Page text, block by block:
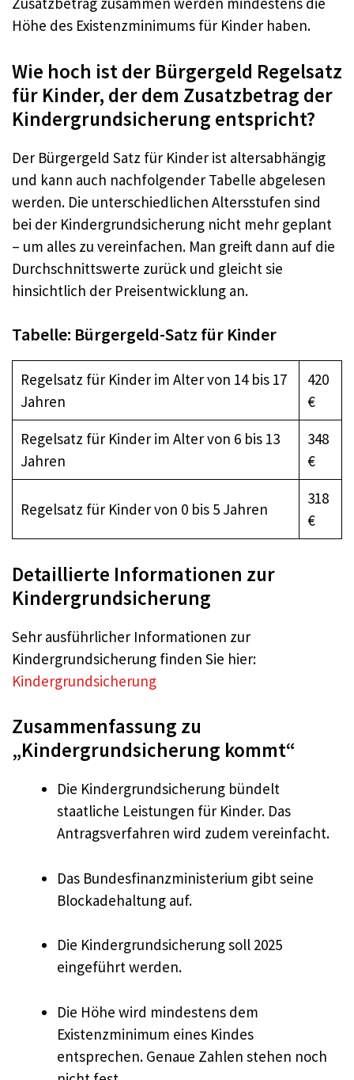
Höhe des Existenzminimums für Kinder haben.
Wie hoch ist der Bürgergeld Regelsatz
für Kinder, der dem Zusatzbetrag der
Kindergrundsicherung entspricht?
Der Bürgergeld Satz für Kinder ist altersabhängig
und kann auch nachfolgender Tabelle abgelesen
werden. Die unterschiedlichen Altersstufen sind
bei der Kindergrundsicherung nicht mehr geplant
– um alles zu vereinfachen. Man greift dann auf die
Durchschnittswerte zurück und gleicht sie
hinsichtlich der Preisentwicklung an.
Tabelle: Bürgergeld-Satz für Kinder
Regelsatz für Kinder im Alter von 14 bis 17
Jahren
420
€
Regelsatz für Kinder im Alter von 6 bis 13
Jahren
348
€
Regelsatz für Kinder von 0 bis 5 Jahren
318
€
Detaillierte Informationen zur
Kindergrundsicherung
Sehr ausführlicher Informationen zur
Kindergrundsicherung finden Sie hier:
Kindergrundsicherung
Zusammenfassung zu
„Kindergrundsicherung kommt“
Die Kindergrundsicherung bündelt
staatliche Leistungen für Kinder. Das
Antragsverfahren wird zudem vereinfacht.
Das Bundesfinanzministerium gibt seine
Blockadehaltung auf.
Die Kindergrundsicherung soll 2025
eingeführt werden.
Die Höhe wird mindestens dem
Existenzminimum eines Kindes
entsprechen. Genaue Zahlen stehen noch